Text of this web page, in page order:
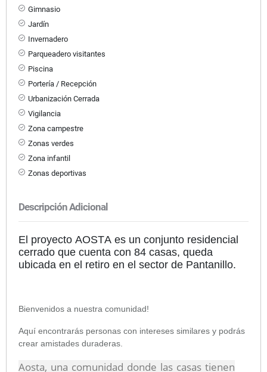
Gimnasio
Jardín
Invernadero
Parqueadero visitantes
Piscina
Portería / Recepción
Urbanización Cerrada
Vigilancia
Zona campestre
Zonas verdes
Zona infantil
Zonas deportivas
Descripción Adicional
El proyecto AOSTA es un conjunto residencial
cerrado que cuenta con 84 casas, queda
ubicada en el retiro en el sector de Pantanillo.
Bienvenidos a nuestra comunidad!
Aquí encontrarás personas con intereses similares y podrás
crear amistades duraderas.
Aosta, una comunidad donde las casas tienen